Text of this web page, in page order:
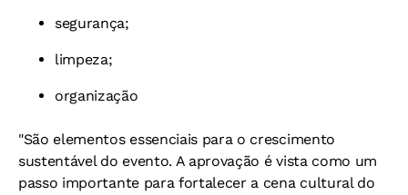
segurança;
limpeza;
organização
"São elementos essenciais para o crescimento
sustentável do evento. A aprovação é vista como um
passo importante para fortalecer a cena cultural do